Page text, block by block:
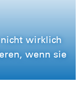
wirklich
wenn sie